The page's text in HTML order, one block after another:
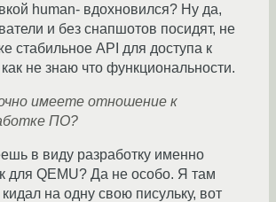
human- вдохновился? Ну да,
и без снапшотов посидят, не
стабильное API для доступа к
не знаю что функциональности.
имеете отношение к
ПО?
в виду разработку именно
для QEMU? Да не особо. Я там
на одну свою писульку, вот